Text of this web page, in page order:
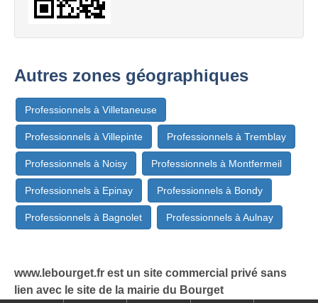
Autres zones géographiques
Professionnels à Villetaneuse
Professionnels à Villepinte Professionnels à Tremblay
Professionnels à Noisy Professionnels à Montfermeil
Professionnels à Epinay Professionnels à Bondy
Professionnels à Bagnolet Professionnels à Aulnay
www.lebourget.fr est un site commercial privé sans
lien avec le site de la mairie du Bourget